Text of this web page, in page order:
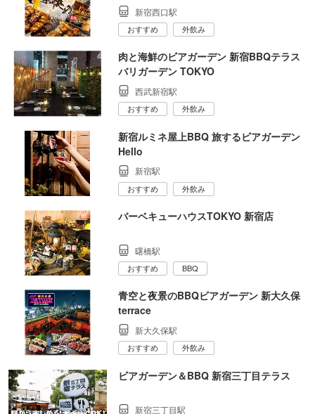
新宿西口駅
おすすめ 外飲み
肉と海鮮のビアガーデン 新宿BBQテラス
バリガーデン TOKYO
西武新宿駅
おすすめ 外飲み
新宿ルミネ屋上BBQ 旅するビアガーデン
Hello
新宿駅
おすすめ 外飲み
バーベキューハウスTOKYO 新宿店
曙橋駅
おすすめ BBQ
青空と夜景のBBQビアガーデン 新大久保
terrace
新大久保駅
おすすめ 外飲み
ビアガーデン＆BBQ 新宿三丁目テラス
新宿三丁目駅